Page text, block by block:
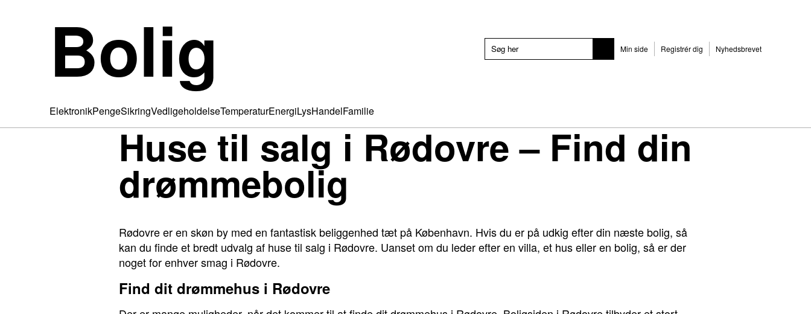
Bolig Min side Registrér dig Nyhedsbrevet
ElektronikPengeSikringVedligeholdelseTemperaturEnergiLysHandelFamilie
Huse til salg i Rødovre – Find din
drømmebolig
Rødovre er en skøn by med en fantastisk beliggenhed tæt på København. Hvis du er på udkig efter din næste bolig, så
kan du finde et bredt udvalg af huse til salg i Rødovre. Uanset om du leder efter en villa, et hus eller en bolig, så er der
noget for enhver smag i Rødovre.
Find dit drømmehus i Rødovre